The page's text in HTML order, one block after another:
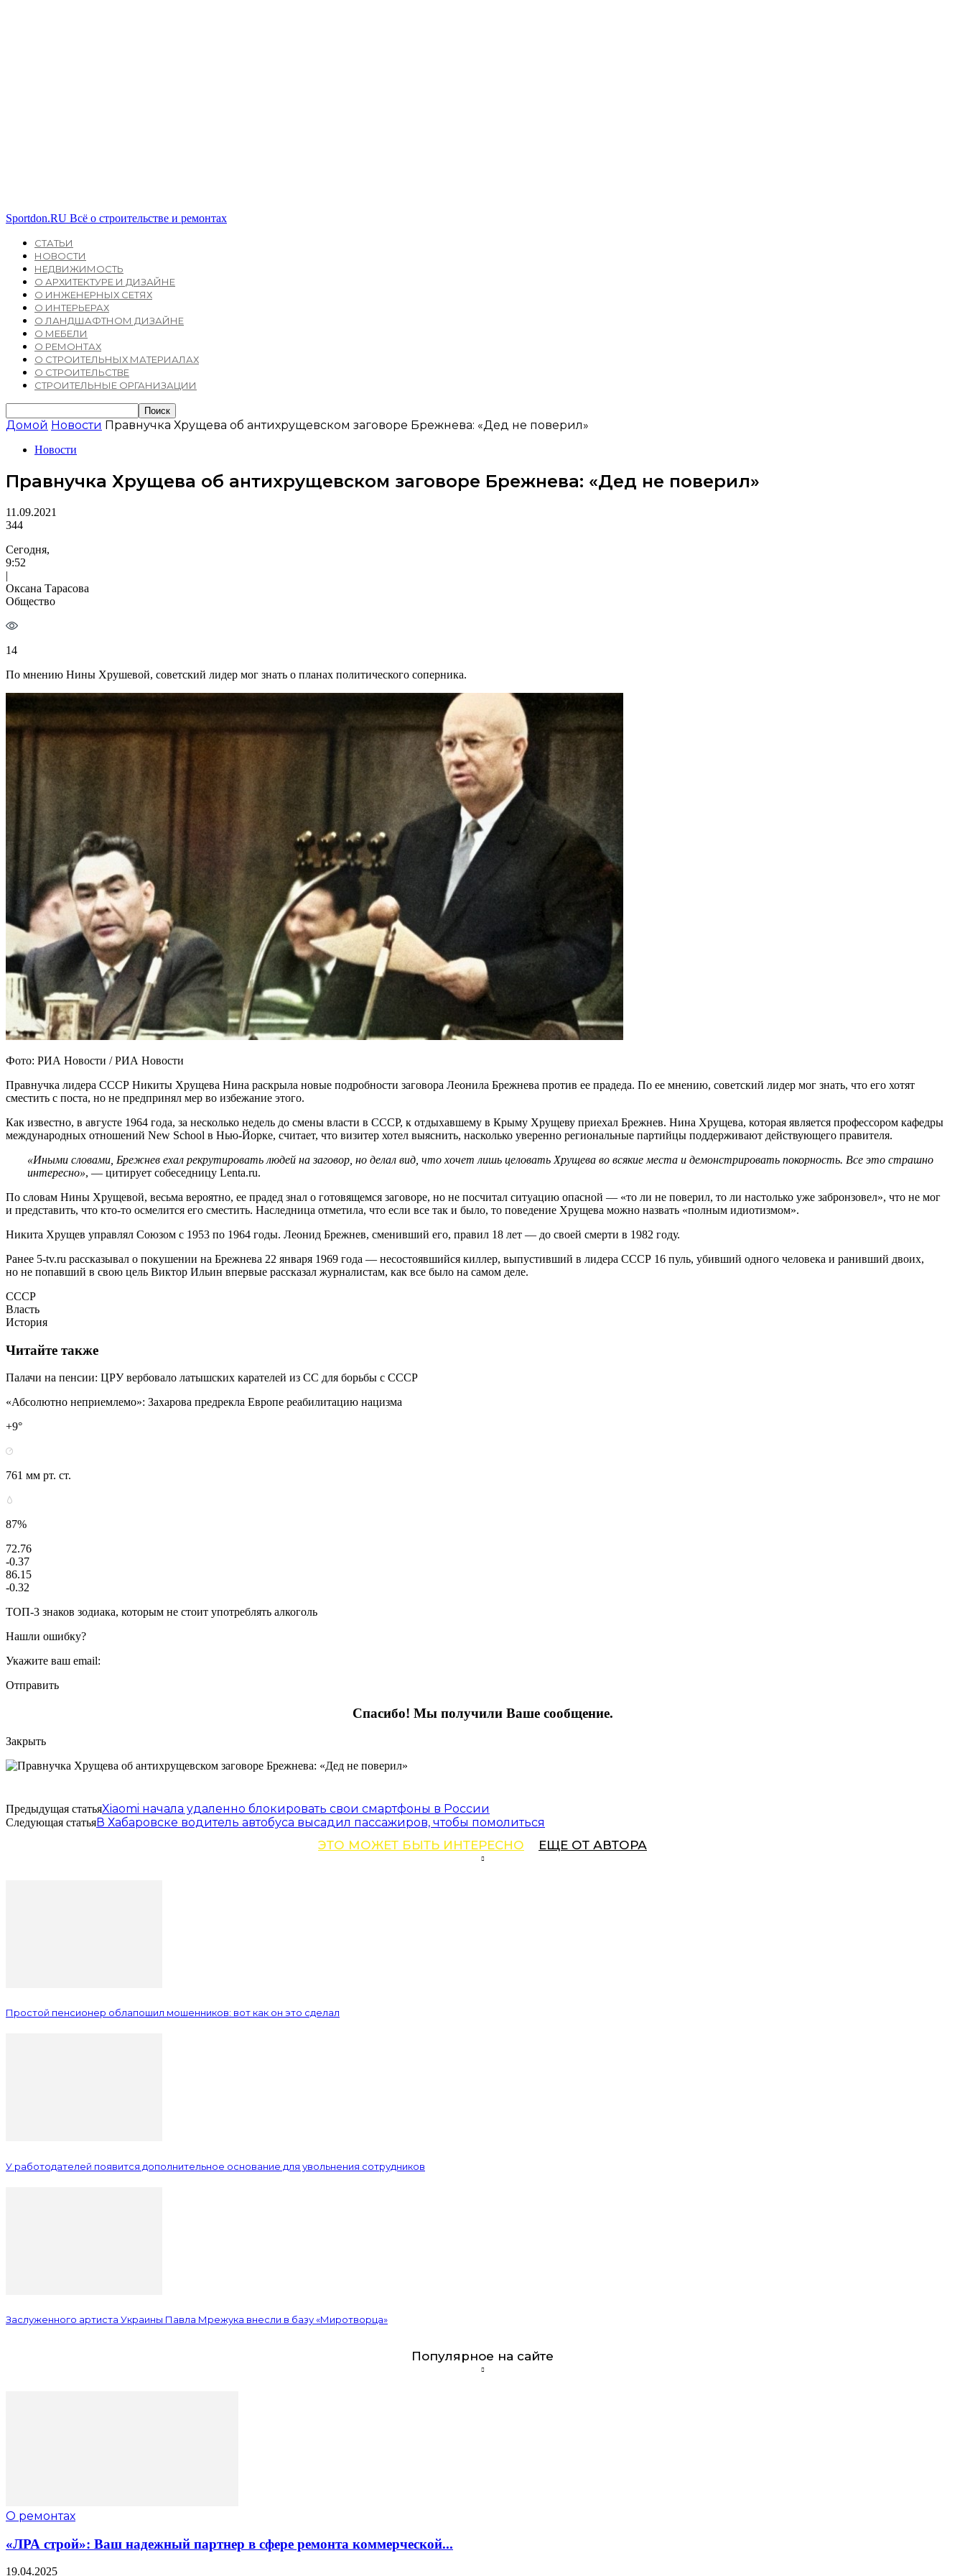
Sportdon.RU Всё о строительстве и ремонтах
СТАТЬИ
НОВОСТИ
НЕДВИЖИМОСТЬ
О АРХИТЕКТУРЕ И ДИЗАЙНЕ
О ИНЖЕНЕРНЫХ СЕТЯХ
О ИНТЕРЬЕРАХ
О ЛАНДШАФТНОМ ДИЗАЙНЕ
О МЕБЕЛИ
О РЕМОНТАХ
О СТРОИТЕЛЬНЫХ МАТЕРИАЛАХ
О СТРОИТЕЛЬСТВЕ
СТРОИТЕЛЬНЫЕ ОРГАНИЗАЦИИ
Домой Новости Правнучка Хрущева об антихрущевском заговоре Брежнева: «Дед не поверил»
Новости
Правнучка Хрущева об антихрущевском заговоре Брежнева: «Дед не поверил»
11.09.2021
344
Сегодня,
9:52
|
Оксана Тарасова
Общество
14
По мнению Нины Хрушевой, советский лидер мог знать о планах политического соперника.
Фото: РИА Новости / РИА Новости
Правнучка лидера СССР Никиты Хрущева Нина раскрыла новые подробности заговора Леонила Брежнева против ее прадеда. По ее мнению, советский лидер мог знать, что его хотят
сместить с поста, но не предпринял мер во избежание этого.
Как известно, в августе 1964 года, за несколько недель до смены власти в СССР, к отдыхавшему в Крыму Хрущеву приехал Брежнев. Нина Хрущева, которая является профессором кафедры
международных отношений New School в Нью-Йорке, считает, что визитер хотел выяснить, насколько уверенно региональные партийцы поддерживают действующего правителя.
«Иными словами, Брежнев ехал рекрутировать людей на заговор, но делал вид, что хочет лишь целовать Хрущева во всякие места и демонстрировать покорность. Все это страшно
интересно», — цитирует собеседницу Lenta.ru.
По словам Нины Хрущевой, весьма вероятно, ее прадед знал о готовящемся заговоре, но не посчитал ситуацию опасной — «то ли не поверил, то ли настолько уже забронзовел», что не мог
и представить, что кто-то осмелится его сместить. Наследница отметила, что если все так и было, то поведение Хрущева можно назвать «полным идиотизмом».
Никита Хрущев управлял Союзом с 1953 по 1964 годы. Леонид Брежнев, сменивший его, правил 18 лет — до своей смерти в 1982 году.
Ранее 5-tv.ru рассказывал о покушении на Брежнева 22 января 1969 года — несостоявшийся киллер, выпустивший в лидера СССР 16 пуль, убивший одного человека и ранивший двоих,
но не попавший в свою цель Виктор Ильин впервые рассказал журналистам, как все было на самом деле.
СССР
Власть
История
Читайте также
Палачи на пенсии: ЦРУ вербовало латышских карателей из СС для борьбы с СССР
«Абсолютно неприемлемо»: Захарова предрекла Европе реабилитацию нацизма
+9°
761 мм рт. ст.
87%
72.76
-0.37
86.15
-0.32
ТОП-3 знаков зодиака, которым не стоит употреблять алкоголь
Нашли ошибку?
Укажите ваш email:
Отправить
Спасибо! Мы получили Ваше сообщение.
Закрыть
Предыдущая статьяXiaomi начала удаленно блокировать свои смартфоны в России
Следующая статьяВ Хабаровске водитель автобуса высадил пассажиров, чтобы помолиться
ЭТО МОЖЕТ БЫТЬ ИНТЕРЕСНО ЕЩЕ ОТ АВТОРА
Простой пенсионер облапошил мошенников: вот как он это сделал
У работодателей появится дополнительное основание для увольнения сотрудников
Заслуженного артиста Украины Павла Мрежука внесли в базу «Миротворца»
Популярное на сайте
О ремонтах
«ЛРА строй»: Ваш надежный партнер в сфере ремонта коммерческой...
19.04.2025